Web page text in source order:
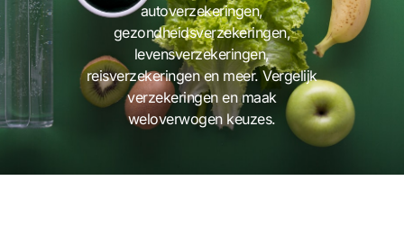
autoverzekeringen,
gezondheidsverzekeringen,
levensverzekeringen,
reisverzekeringen en meer. Vergelijk
verzekeringen en maak
weloverwogen keuzes.